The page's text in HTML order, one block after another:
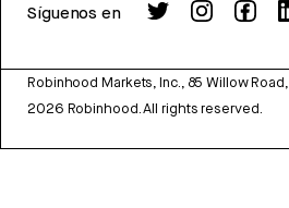
Síguenos en
Robinhood Markets, Inc., 85 Willow
2026 Robinhood. All rights reserved.